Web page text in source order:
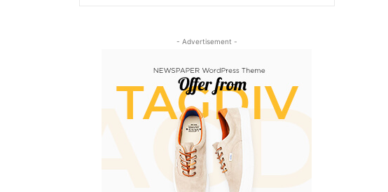
- Advertisement -